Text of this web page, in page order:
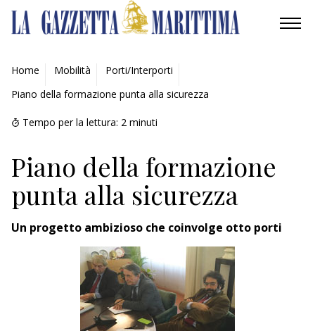
AMBIENTE
MOBILITÀ
INDUSTRIA
RICERCA
ECONOMIA
TURISMO
Home Mobilità
Porti/Interporti
Piano della formazione punta alla sicurezza
Tempo per la lettura: 2 minuti
Piano della formazione
punta alla sicurezza
Un progetto ambizioso che coinvolge otto porti